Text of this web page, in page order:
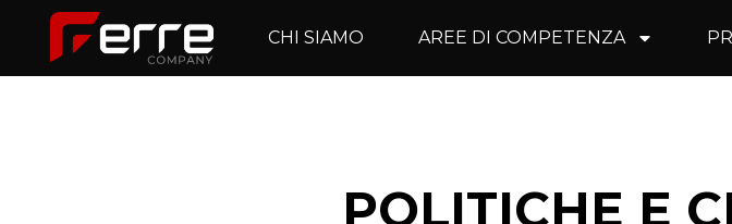
CHI SIAMO AREE DI COMPETENZA
POLITICHE E